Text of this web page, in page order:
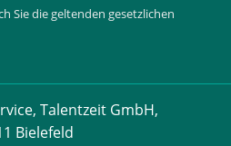
Sie die geltenden gesetzlichen
Talentzeit GmbH,
Bielefeld